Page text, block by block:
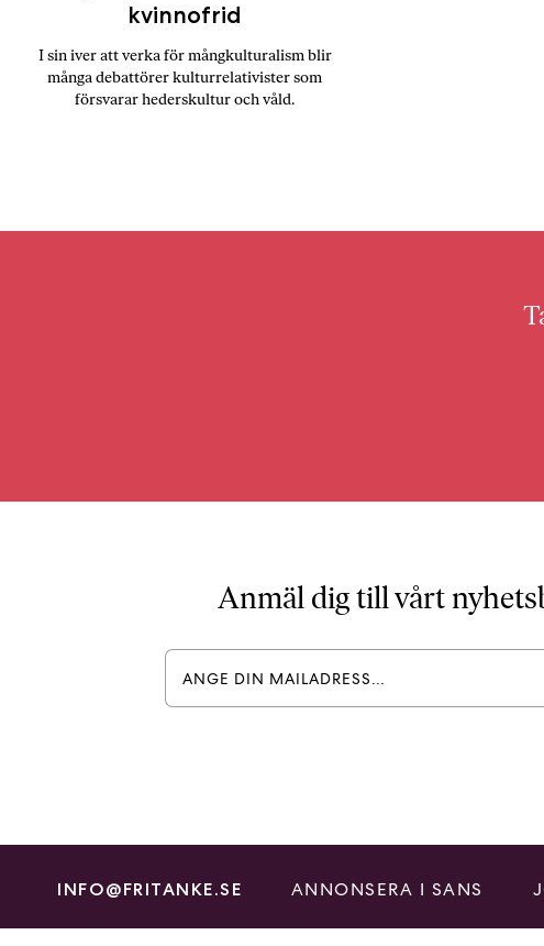
kvinnofrid
I sin iver att verka för mångkulturalism blir
många debattörer kulturrelativister som
försvarar hederskultur och våld.
Anmäl dig till vårt
INFO@FRITANKE.SE ANNONSERA I SANS